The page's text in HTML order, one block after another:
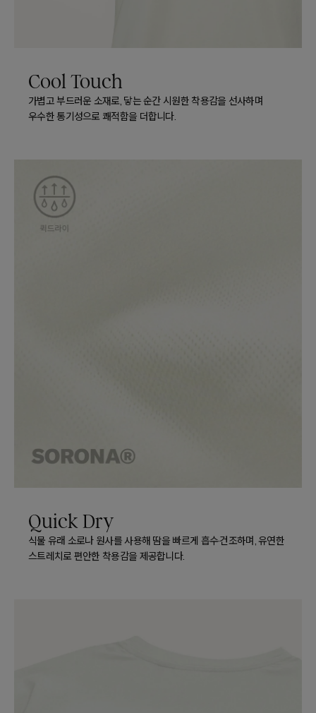
Cool Touch
가볍고 부드러운 소재로, 닿는 순간 시원한 착용감을 선사하며
우수한 통기성으로 쾌적함을 더합니다.
Quick Dry
식물 유래 소로나 원사를 사용해 땀을 빠르게 흡수·건조하며, 유연한
스트레치로 편안한 착용감을 제공합니다.